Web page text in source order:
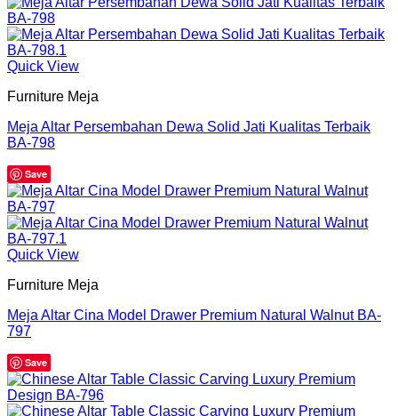
Quick View
Furniture Meja
Meja Altar Persembahan Dewa Solid Jati Kualitas Terbaik
BA-798
Save
Quick View
Furniture Meja
Meja Altar Cina Model Drawer Premium Natural Walnut BA-
797
Save